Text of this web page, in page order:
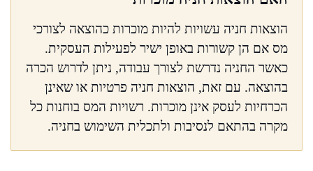
הוצאות חניה עשויות להיות מוכרות כהוצאה לצורכי
מס אם הן קשורות באופן ישיר לפעילות העסקית.
כאשר החניה נדרשת לצורך עבודה, ניתן לדרוש הכרה
בהוצאה. עם זאת, הוצאות חניה פרטיות או שאינן
הכרחיות לעסק אינן מוכרות. רשויות המס בוחנות כל
מקרה בהתאם לנסיבות ולתכלית השימוש בחניה.